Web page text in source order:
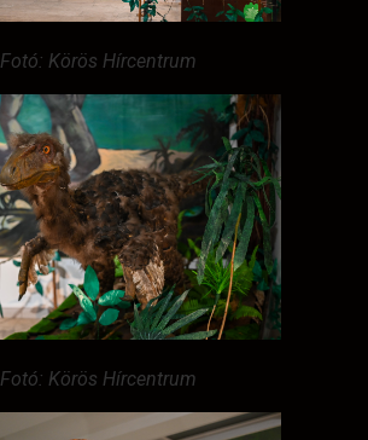
Fotó: Körös Hírcentrum
Fotó: Körös Hírcentrum